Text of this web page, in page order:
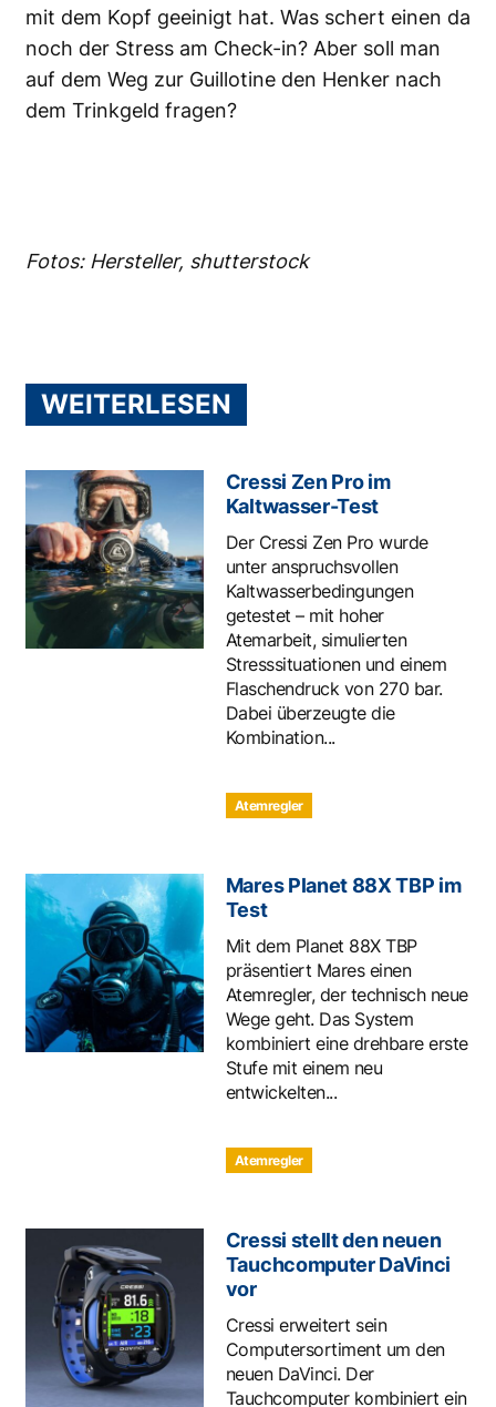
mit dem Kopf geeinigt hat. Was schert einen da
noch der Stress am Check-in? Aber soll man
auf dem Weg zur Guillotine den Henker nach
dem Trinkgeld fragen?
Fotos: Hersteller, shutterstock
WEITERLESEN
Cressi Zen Pro im
Kaltwasser-Test
Der Cressi Zen Pro wurde
unter anspruchsvollen
Kaltwasserbedingungen
getestet – mit hoher
Atemarbeit, simulierten
Stresssituationen und einem
Flaschendruck von 270 bar.
Dabei überzeugte die
Kombination...
Atemregler
Mares Planet 88X TBP im
Test
Mit dem Planet 88X TBP
präsentiert Mares einen
Atemregler, der technisch neue
Wege geht. Das System
kombiniert eine drehbare erste
Stufe mit einem neu
entwickelten...
Atemregler
Cressi stellt den neuen
Tauchcomputer DaVinci
vor
Cressi erweitert sein
Computersortiment um den
neuen DaVinci. Der
Tauchcomputer kombiniert ein